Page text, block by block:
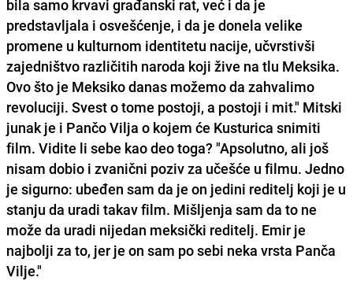
bila samo krvavi građanski rat, već i da je
predstavljala i osvešćenje, i da je donela velike
promene u kulturnom identitetu nacije, učvrstivši
zajedništvo različitih naroda koji žive na tlu Meksika.
Ovo što je Meksiko danas možemo da zahvalimo
revoluciji. Svest o tome postoji, a postoji i mit." Mitski
junak je i Pančo Vilja o kojem će Kusturica snimiti
film. Vidite li sebe kao deo toga? "Apsolutno, ali još
nisam dobio i zvanični poziv za učešće u filmu. Jedno
je sigurno: ubeđen sam da je on jedini reditelj koji je u
stanju da uradi takav film. Mišljenja sam da to ne
može da uradi nijedan meksički reditelj. Emir je
najbolji za to, jer je on sam po sebi neka vrsta Panča
Vilje."